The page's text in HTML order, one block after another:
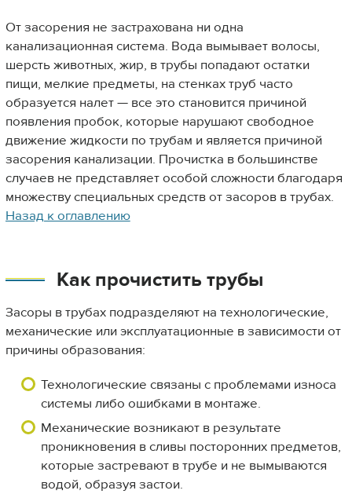
От засорения не застрахована ни одна
канализационная система. Вода вымывает волосы,
шерсть животных, жир, в трубы попадают остатки
пищи, мелкие предметы, на стенках труб часто
образуется налет — все это становится причиной
появления пробок, которые нарушают свободное
движение жидкости по трубам и является причиной
засорения канализации. Прочистка в большинстве
случаев не представляет особой сложности благодаря
множеству специальных средств от засоров в трубах.
Назад к оглавлению
Как прочистить трубы
Засоры в трубах подразделяют на технологические,
механические или эксплуатационные в зависимости от
причины образования:
Технологические связаны с проблемами износа
системы либо ошибками в монтаже.
Механические возникают в результате
проникновения в сливы посторонних предметов,
которые застревают в трубе и не вымываются
водой, образуя застои.